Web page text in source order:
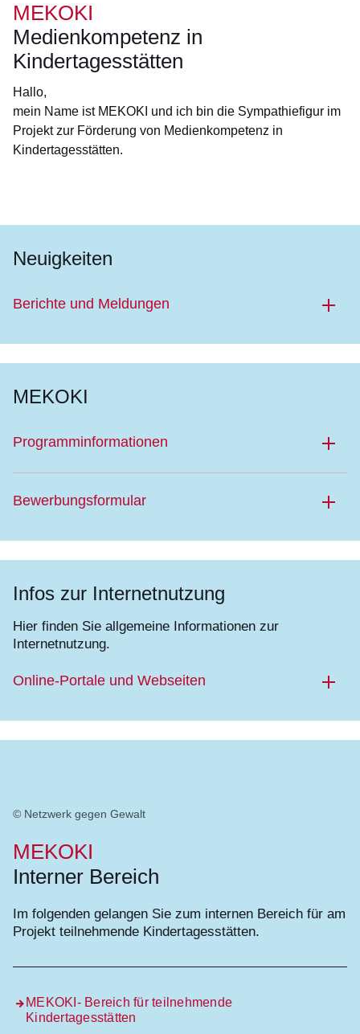
MEKOKI
Medienkompetenz in
Kindertagesstätten
Hallo,
mein Name ist MEKOKI und ich bin die Sympathiefigur im
Projekt zur Förderung von Medienkompetenz in
Kindertagesstätten.
Neuigkeiten
Berichte und Meldungen
MEKOKI
Programminformationen
Bewerbungsformular
Infos zur Internetnutzung
Hier finden Sie allgemeine Informationen zur
Internetnutzung.
Online-Portale und Webseiten
© Netzwerk gegen Gewalt
MEKOKI
Interner Bereich
Im folgenden gelangen Sie zum internen Bereich für am
Projekt teilnehmende Kindertagesstätten.
MEKOKI- Bereich für teilnehmende
Kindertagesstätten